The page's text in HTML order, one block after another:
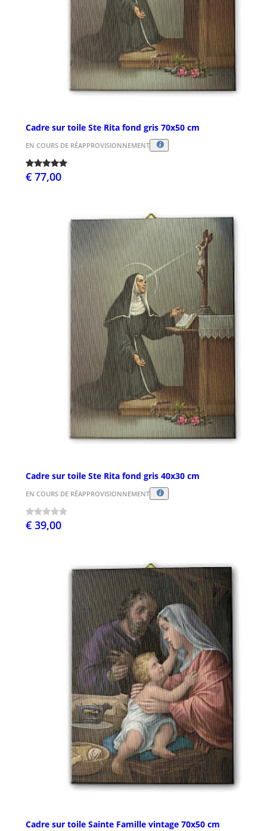
Cadre sur toile Ste Rita fond gris 70x50 cm
EN COURS DE RÉAPPROVISIONNEMENT
€ 77,00
Cadre sur toile Ste Rita fond gris 40x30 cm
EN COURS DE RÉAPPROVISIONNEMENT
€ 39,00
Cadre sur toile Sainte Famille vintage 70x50 cm